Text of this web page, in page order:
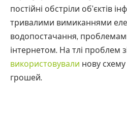
постійні обстріли об’єктів
тривалими вимиканнями
водопостачання,
інтернетом. На тлі проблем
використовували нову
грошей.